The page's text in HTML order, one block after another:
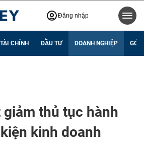
Đăng nhập
TÀI CHÍNH ĐẦU TƯ DOANH NGHIỆP GÓC
thủ tục hành
kinh doanh